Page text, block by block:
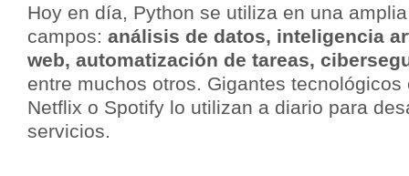
Hoy en día, Python se utiliza en una
campos: análisis de datos, inteligencia
web, automatización de tareas,
entre muchos otros. Gigantes tecnológicos
Netflix o Spotify lo utilizan a diario para
servicios.